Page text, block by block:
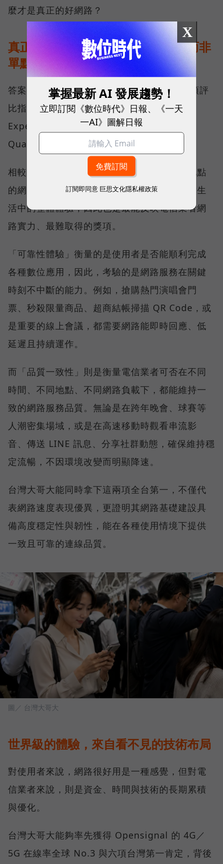
麼才是真正的好網路？
真正的好網路，比的是長期穩定、而非
單點測速
答案，就藏在 Opensignal 最具代表性的兩項評
比指標──可靠性體驗（Reliability
Experience）與品質一致性（Consistent
Quality）。
相較於傳統下載速度只反映單一時間、單一地點
的網路表現，這兩項指標更重視使用者在真實生
活中的整體體驗，因此也是最能反映電信業者網
路實力、最難取得的獎項。
「可靠性體驗」衡量的是使用者是否能順利完成
各種數位應用，因此，考驗的是網路服務在關鍵
時刻不中斷的能力。例如，搶購熱門演唱會門
票、秒殺限量商品、超商結帳掃描 QR Code，或
是重要的線上會議，都需要網路能即時回應、低
延遲且持續運作。
而「品質一致性」則是衡量電信業者可否在不同
時間、不同地點、不同網路負載下，都能維持一
致的網路服務品質。無論是在跨年晚會、球賽等
人潮密集場域，或是在高速移動時觀看串流影
音、傳送 LINE 訊息、分享社群動態，確保維持穩
定流暢，不因環境改變而明顯降速。
台灣大哥大能同時拿下這兩項全台第一，不僅代
表網路速度表現優異，更證明其網路基礎建設具
備高度穩定性與韌性，能在各種使用情境下提供
一致且可靠的連線品質。
圖／ 台灣大哥大
世界級的體驗，來自看不見的技術布局
對使用者來說，網路很好用是一種感覺，但對電
信業者來說，則是資金、時間與技術的長期累積
與優化。
台灣大哥大能夠率先獲得 Opensignal 的 4G／
5G 在線率全球 No.3 與六項台灣第一肯定，背後
X
掌握最新 AI 發展趨勢！
立即訂閱《數位時代》日報、《一天
一AI》圖解日報
訂閱即同意 巨思文化隱私權政策